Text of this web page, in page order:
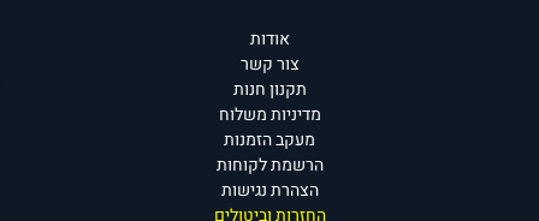
אודות
צור קשר
תקנון חנות
מדיניות משלוח
מעקב הזמנות
הרשמת לקוחות
הצהרת נגישות
החזרות וביטולים